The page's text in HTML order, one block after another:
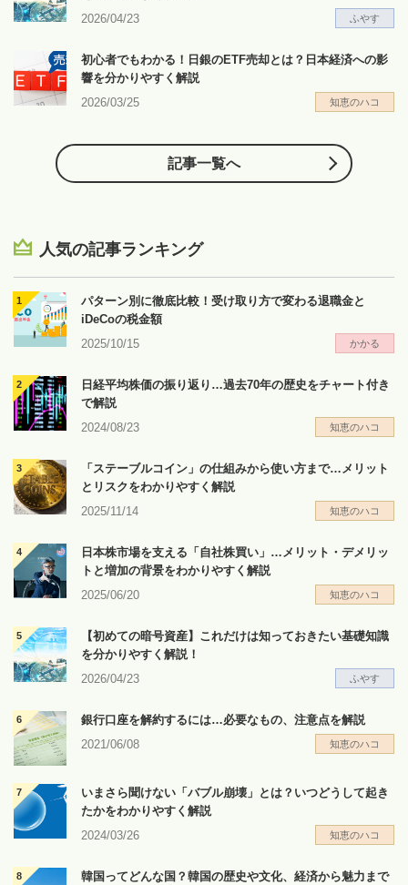
2026/04/23
ふやす
初心者でもわかる！日銀のETF売却とは？日本経済への影
響を分かりやすく解説
2026/03/25
知恵のハコ
記事一覧へ
人気の記事ランキング
パターン別に徹底比較！受け取り方で変わる退職金と
iDeCoの税金額
2025/10/15
かかる
日経平均株価の振り返り…過去70年の歴史をチャート付き
で解説
2024/08/23
知恵のハコ
「ステーブルコイン」の仕組みから使い方まで…メリット
とリスクをわかりやすく解説
2025/11/14
知恵のハコ
日本株市場を支える「自社株買い」…メリット・デメリッ
トと増加の背景をわかりやすく解説
2025/06/20
知恵のハコ
【初めての暗号資産】これだけは知っておきたい基礎知識
を分かりやすく解説！
2026/04/23
ふやす
銀行口座を解約するには…必要なもの、注意点を解説
2021/06/08
知恵のハコ
いまさら聞けない「バブル崩壊」とは？いつどうして起き
たかをわかりやすく解説
2024/03/26
知恵のハコ
韓国ってどんな国？韓国の歴史や文化、経済から魅力まで